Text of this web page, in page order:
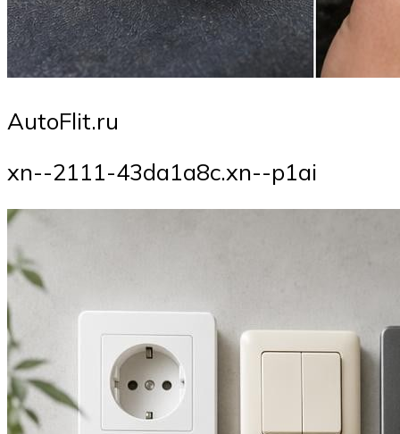
AutoFlit.ru
xn--2111-43da1a8c.xn--p1ai